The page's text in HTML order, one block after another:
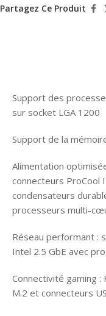
Partagez Ce Produit
Support des
sur socket LGA 1200
Support de la
Alimentation
connecteurs ProCool
condensateurs
processeurs multi-
Réseau performant :
Intel 2.5 GbE avec
Connectivité gaming
M.2 et connecteurs